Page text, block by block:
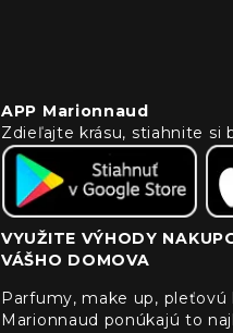
APP Marionnaud
Zdieľajte krásu, stiahnite si
VYUŽITE VÝHODY
VÁŠHO DOMOVA
Parfumy, make up,
Marionnaud ponúkajú to